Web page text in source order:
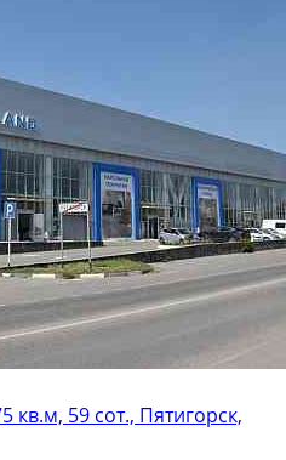
кв.м, 59 сот., Пятигорск,